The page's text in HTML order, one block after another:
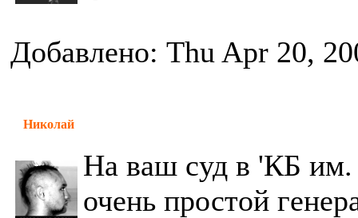
Добавлено: Thu Apr 20,
Николай
На ваш суд в 'КБ
очень простой